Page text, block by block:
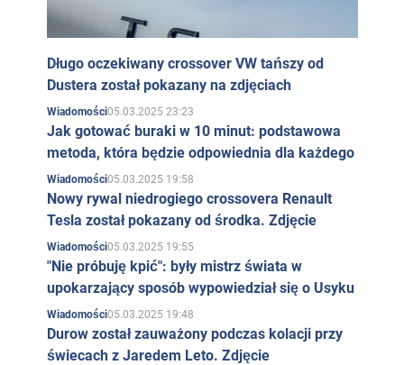
Długo oczekiwany crossover VW tańszy od
Dustera został pokazany na zdjęciach
Wiadomości05.03.2025 23:23
Jak gotować buraki w 10 minut: podstawowa
metoda, która będzie odpowiednia dla każdego
Wiadomości05.03.2025 19:58
Nowy rywal niedrogiego crossovera Renault
Tesla został pokazany od środka. Zdjęcie
Wiadomości05.03.2025 19:55
"Nie próbuję kpić": były mistrz świata w
upokarzający sposób wypowiedział się o Usyku
Wiadomości05.03.2025 19:48
Durow został zauważony podczas kolacji przy
świecach z Jaredem Leto. Zdjęcie